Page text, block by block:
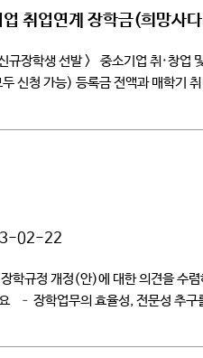
취업연계 장학금(희망사
장학생 선발 > 중소기업 취·창업
두 신청 가능) 등록금 전액과 매
02-22
학규정 개정(안)에 대한 의견을
– 장학업무의 효율성, 전문성 추